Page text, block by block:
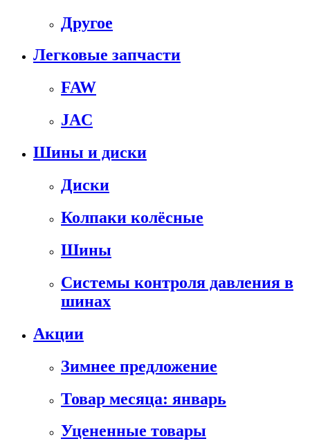
Другое
Легковые запчасти
FAW
JAC
Шины и диски
Диски
Колпаки колёсные
Шины
Системы контроля давления в
шинах
Акции
Зимнее предложение
Товар месяца: январь
Уцененные товары